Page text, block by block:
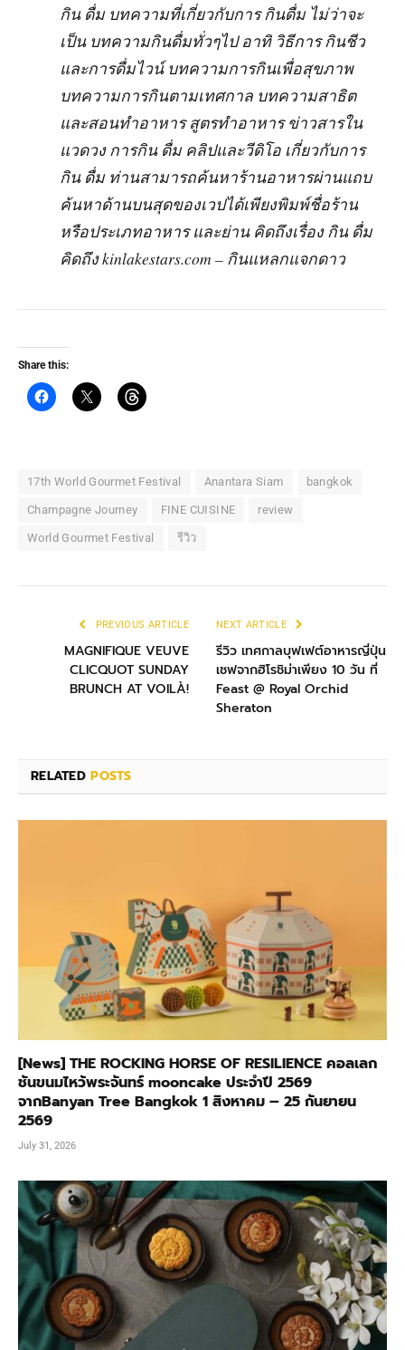
กิน ดื่ม บทความที่เกี่ยวกับการ กินดื่ม ไม่ว่าจะ
เป็น บทความกินดื่มทั่วๆไป อาทิ วิธีการ กินชีว
และการดื่มไวน์ บทความการกินเพื่อสุขภาพ
บทความการกินตามเทศกาล บทความสาธิต
และสอนทำอาหาร สูตรทำอาหาร ข่าวสารใน
แวดวง การกิน ดื่ม คลิปและวีดิโอ เกี่ยวกับการ
กิน ดื่ม ท่านสามารถค้นหาร้านอาหารผ่านแถบ
ค้นหาด้านบนสุดของเวปได้เพียงพิมพ์ชื่อร้าน
หรือประเภทอาหาร และย่าน คิดถึงเรื่อง กิน ดื่ม
คิดถึง kinlakestars.com – กินแหลกแจกดาว
Share this:
17th World Gourmet Festival Anantara Siam bangkok
Champagne Journey FINE CUISINE review
World Gourmet Festival รีวิว
PREVIOUS ARTICLE
MAGNIFIQUE VEUVE
CLICQUOT SUNDAY
BRUNCH AT VOILÀ!
NEXT ARTICLE
รีวิว เทศกาลบุฟเฟต์อาหารญี่ปุ่น
เชฟจากฮิโรชิม่าเพียง 10 วัน ที่
Feast @ Royal Orchid
Sheraton
RELATEDPOSTS
[News] THE ROCKING HORSE OF RESILIENCE คอลเลก
ชันขนมไหว้พระจันทร์ mooncake ประจำปี 2569
จากBanyan Tree Bangkok 1 สิงหาคม – 25 กันยายน
2569
July 31, 2026